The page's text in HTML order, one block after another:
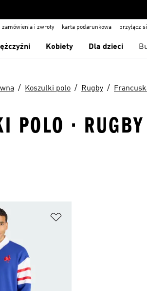
zamówienia i zwroty karta podarunkowa przyłącz
Kobiety Dla dzieci
Koszulki polo Rugby
POLO ·